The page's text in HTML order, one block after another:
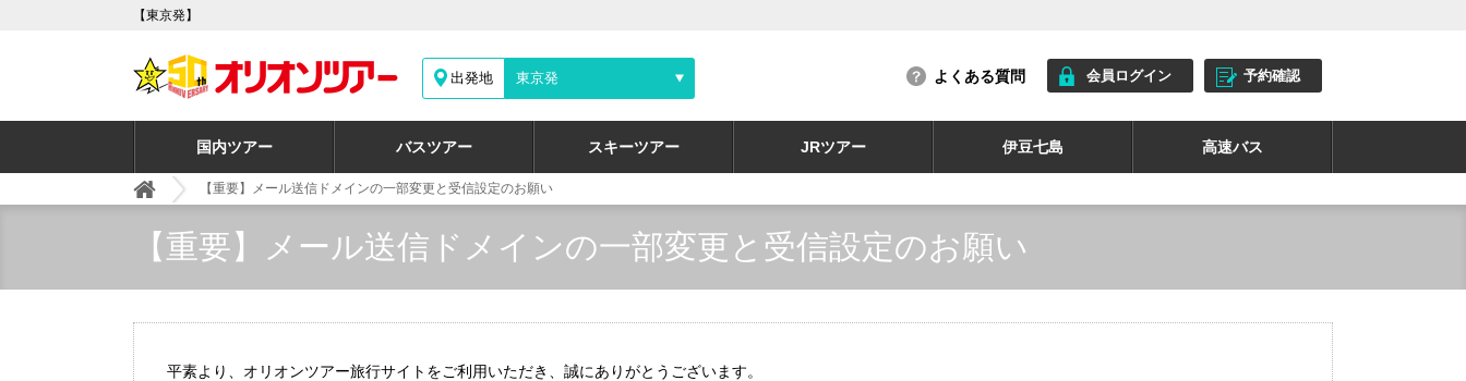
【東京発】
出発地 東京発 よくある質問 会員ログイン 予約確認
国内ツアー バスツアー スキーツアー JRツアー 伊豆七島 高速バス
【重要】メール送信ドメインの一部変更と受信設定のお願い
【重要】メール送信ドメインの一部変更と受信設定のお願い
平素より、オリオンツアー旅行サイトをご利用いただき、誠にありがとうございます。